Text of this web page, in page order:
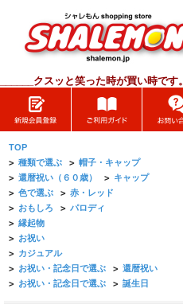
クスッと笑った時が買い時です
TOP
> 種類で選ぶ > 帽子・キャップ
> 還暦祝い（６０歳） > キャップ
> 色で選ぶ > 赤・レッド
> おもしろ > パロディ
> 縁起物
> お祝い
> カジュアル
> お祝い・記念日で選ぶ > 還暦祝い
> お祝い・記念日で選ぶ > 誕生日